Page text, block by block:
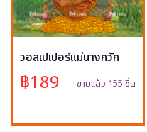
วอลเปเปอร์แม่นางกวัก
฿189 ขายแล้ว 155 ชิ้น